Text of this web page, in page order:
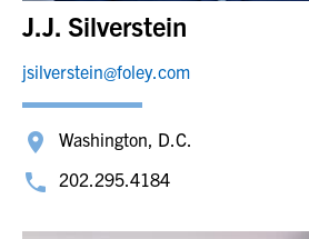
J.J. Silverstein
jsilverstein@foley.com
Washington, D.C.
202.295.4184